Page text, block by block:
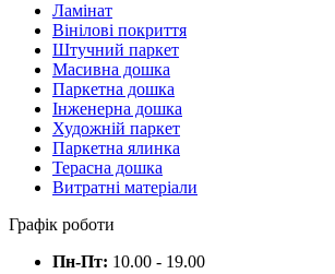
Ламінат
Вінілові покриття
Штучний паркет
Масивна дошка
Паркетна дошка
Інженерна дошка
Художній паркет
Паркетна ялинка
Терасна дошка
Витратні матеріали
Графік роботи
Пн-Пт: 10.00 - 19.00